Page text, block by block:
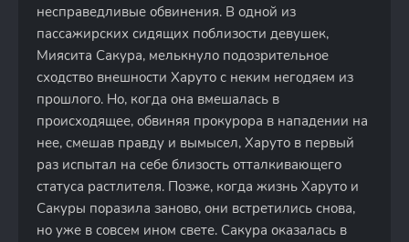
несправедливые обвинения. В одной из
пассажирских сидящих поблизости девушек,
Миясита Сакура, мелькнуло подозрительное
сходство внешности Харуто с неким негодяем из
прошлого. Но, когда она вмешалась в
происходящее, обвиняя прокурора в нападении на
нее, смешав правду и вымысел, Харуто в первый
раз испытал на себе близость отталкивающего
статуса растлителя. Позже, когда жизнь Харуто и
Сакуры поразила заново, они встретились снова,
но уже в совсем ином свете. Сакура оказалась в